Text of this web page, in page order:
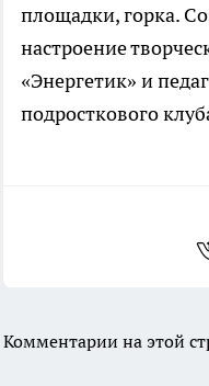
площадки, горка.
настроение
«Энергетик» и
подросткового
Комментарии на этой